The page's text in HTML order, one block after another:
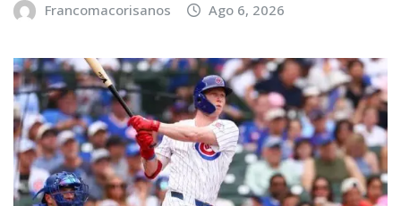
Francomacorisanos Ago 6, 2026